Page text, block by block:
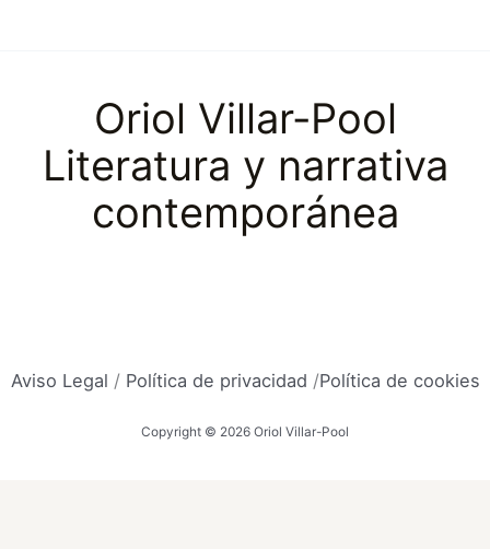
Oriol Villar-Pool
Literatura y narrativa
contemporánea
Aviso Legal / Política de privacidad /Política de cookies
Copyright © 2026 Oriol Villar-Pool